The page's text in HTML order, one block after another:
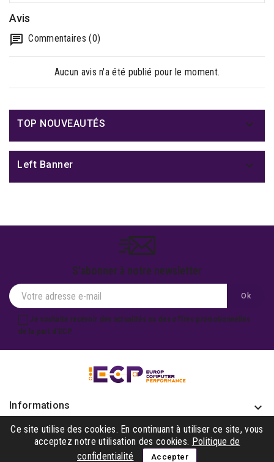
Avis
Commentaires (0)
Aucun avis n'a été publié pour le moment.
TOP NOUVEAUTÉS 
Left Banner 
S'abonner à notre newsletter
Je souhaite recevoir des actualités ou des offres promotionnelles
de la part d'ECP.
Informations keyboard_arrow_down
Produits 
Notre société
Ce site utilise des cookies. En continuant à utiliser ce site, vous
acceptez notre utilisation des cookies. Politique de
confidentialité
Accepter